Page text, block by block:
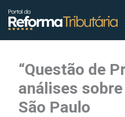
conteúdo
“Questão de
análises
São Paulo